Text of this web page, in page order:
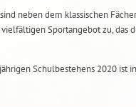
neben dem klassischen
Sportangebot zu, das
Schulbestehens 2020 ist